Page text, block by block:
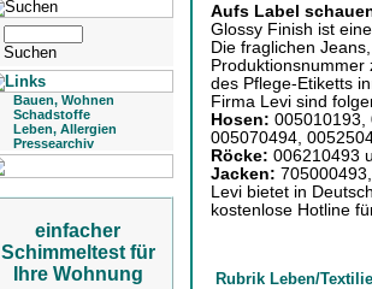
Bauen, Wohnen
Schadstoffe
Leben, Allergien
Pressearchiv
einfacher
Schimmeltest für
Ihre Wohnung
Aufs Label
Glossy Finish ist
Die fraglichen
des Pflege-Etiketts
Firma Levi sind
Hosen: 005010193,
005070494,
Röcke: 006210493
Jacken:
Levi bietet in
kostenlose Hotline
Rubrik Leben/